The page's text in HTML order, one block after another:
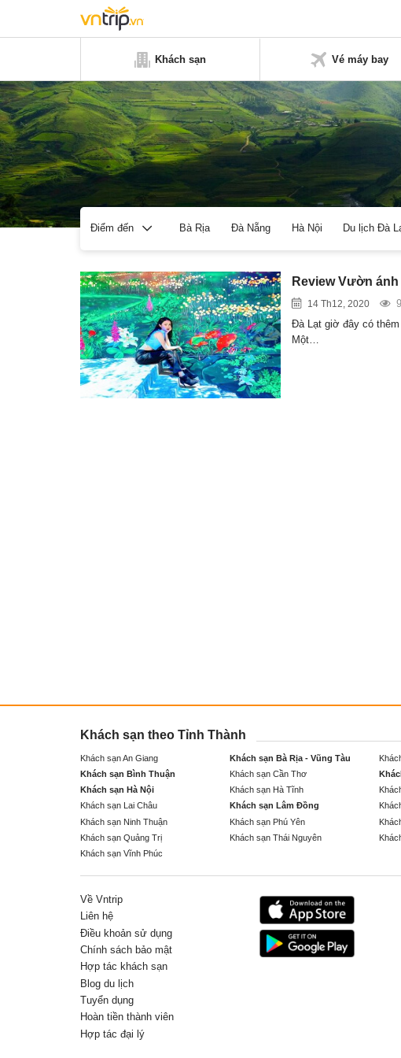
Khách sạn Vé máy bay
Điểm đến Bà Rịa Đà Nẵng Hà Nội Du lịch Đà
Review Vườn
14 Th12, 2020
Đà Lạt giờ đây có thêm
Một…
Khách sạn theo Tỉnh Thành
Khách sạn An Giang Khách sạn Bà Rịa - Vũng Tàu
Khách sạn Bình Thuận
Khách sạn Cần Thơ
Khách sạn Hà Nội
Khách sạn Hà Tĩnh
Khách sạn Lai Châu
Khách sạn Lâm Đồng
Khách sạn Ninh Thuận
Khách sạn Phú Yên
Khách sạn Quảng Trị
Khách sạn Thái Nguyên
Khách sạn Vĩnh Phúc
Về Vntrip
Liên hệ
Điều khoản sử dụng
Chính sách bảo mật
Hợp tác khách sạn
Blog du lịch
Tuyển dụng
Hoàn tiền thành viên
Hợp tác đại lý